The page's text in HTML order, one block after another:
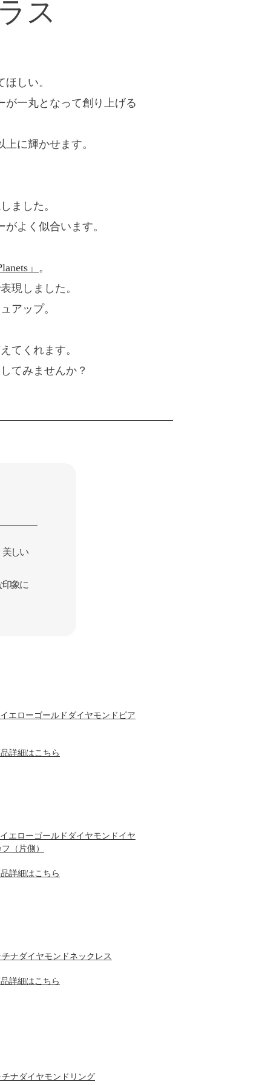
ス
しい。
が一丸となって創り上げる
に輝かせます。
ました。
よく似合います。
」 。
現しました。
アップ。
てくれます。
てみませんか？
美しい
印象に
エローゴールドダイヤモンドピア
詳細はこちら
エローゴールドダイヤモンドイヤ
（片側）
詳細はこちら
ナダイヤモンドネックレス
詳細はこちら
チナダイヤモンドリング